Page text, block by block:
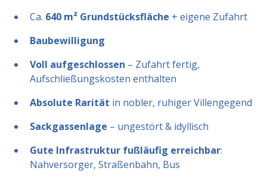
Ca. 640 m² Grundstücksfläche + eigene Zufahrt
Baubewilligung
Voll aufgeschlossen – Zufahrt fertig,
Aufschließungskosten enthalten
Absolute Rarität in nobler, ruhiger Villengegend
Sackgassenlage – ungestört & idyllisch
Gute Infrastruktur fußläufig erreichbar:
Nahversorger, Straßenbahn, Bus